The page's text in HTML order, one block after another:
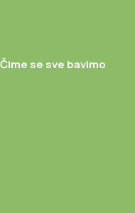
Čime se sve bavimo